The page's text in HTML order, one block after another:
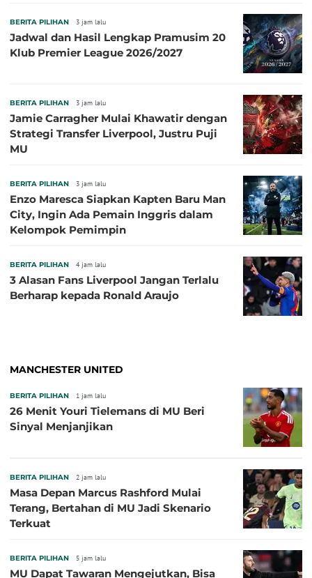
BERITA PILIHAN 3 jam lalu
Jadwal dan Hasil Lengkap Pramusim 20
Klub Premier League 2026/2027
BERITA PILIHAN 3 jam lalu
Jamie Carragher Mulai Khawatir dengan
Strategi Transfer Liverpool, Justru Puji
MU
BERITA PILIHAN 3 jam lalu
Enzo Maresca Siapkan Kapten Baru Man
City, Ingin Ada Pemain Inggris dalam
Kelompok Pemimpin
BERITA PILIHAN 4 jam lalu
3 Alasan Fans Liverpool Jangan Terlalu
Berharap kepada Ronald Araujo
MANCHESTER UNITED
BERITA PILIHAN 1 jam lalu
26 Menit Youri Tielemans di MU Beri
Sinyal Menjanjikan
BERITA PILIHAN 2 jam lalu
Masa Depan Marcus Rashford Mulai
Terang, Bertahan di MU Jadi Skenario
Terkuat
BERITA PILIHAN 5 jam lalu
MU Dapat Tawaran Mengejutkan, Bisa